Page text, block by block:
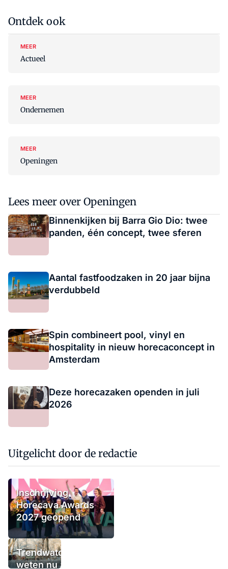
Ontdek ook
MEER
Actueel
MEER
Ondernemen
MEER
Openingen
Lees meer over Openingen
Binnenkijken bij Barra Gio Dio: twee
panden, één concept, twee sferen
Aantal fastfoodzaken in 20 jaar bijna
verdubbeld
Spin combineert pool, vinyl en
hospitality in nieuw horecaconcept in
Amsterdam
Deze horecazaken openden in juli
2026
Uitgelicht door de redactie
Inschrijving
Horecava Awards
2027 geopend
Trendwatchers
weten nu al wat